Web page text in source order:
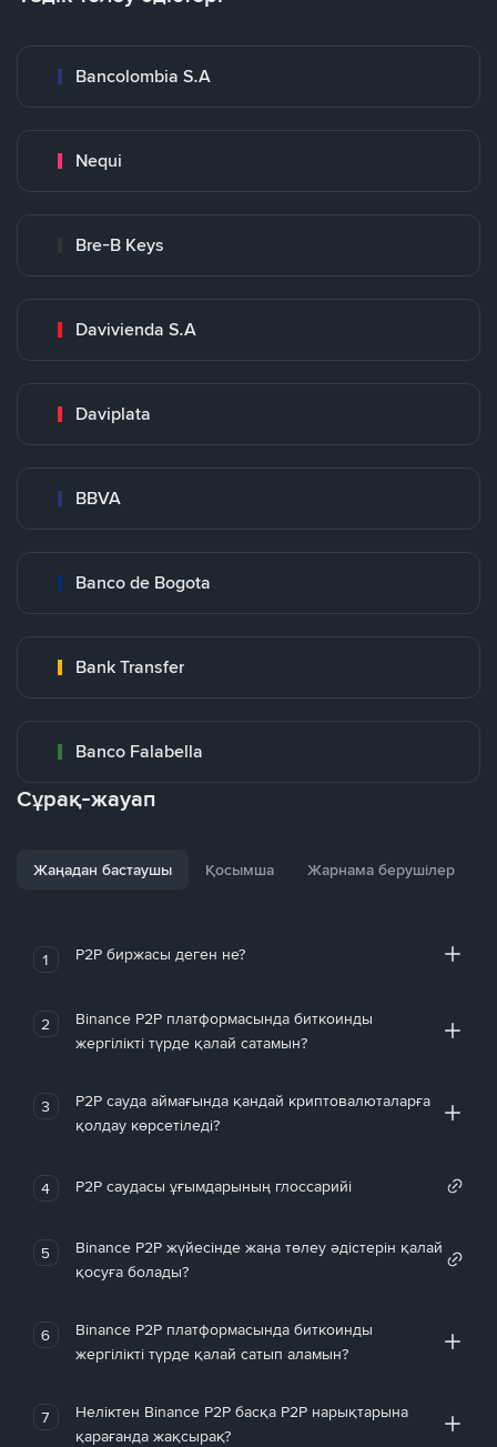
Bancolombia S.A
Nequi
Bre-B Keys
Davivienda S.A
Daviplata
BBVA
Banco de Bogota
Bank Transfer
Banco Falabella
Сұрақ-жауап
Жаңадан бастаушы Қосымша Жарнама берушілер
1 P2P биржасы деген не?
2
Binance P2P платформасында биткоинды
жергілікті түрде қалай сатамын?
3
P2P сауда аймағында қандай криптовалюталарға
қолдау көрсетіледі?
4 P2P саудасы ұғымдарының глоссарийі
5
Binance P2P жүйесінде жаңа төлеу әдістерін қалай
қосуға болады?
6
Binance P2P платформасында биткоинды
жергілікті түрде қалай сатып аламын?
7
Неліктен Binance P2P басқа P2P нарықтарына
қарағанда жақсырақ?